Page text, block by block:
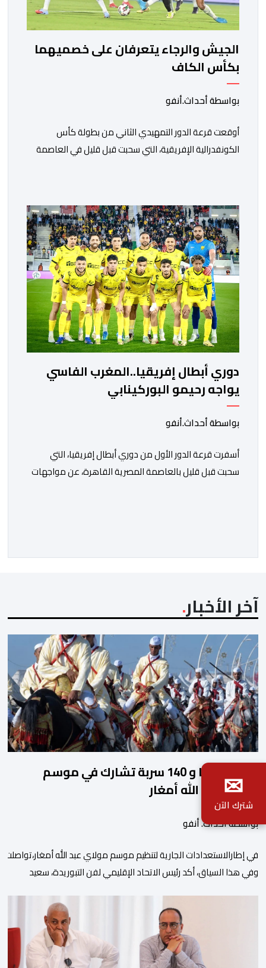
الجيش والرجاء يتعرفان على خصميهما
بكأس الكاف
بواسطة أحداث.أنفو
أوقعت قرعة الدور التمهيدي الثاني من بطولة كأس
الكونفدرالية الإفريقية، التي سحبت قبل قليل في العاصمة
ووسط القارة. ​وسيكون نادي الرجاء الرياضي على موعد مع
مواجهة المتأهل من المباراة التي تجمع بين إيل كانيمي
واريورز النيجيري ونادي أوديب ممثل […]
دوري أبطال إفريقيا..المغرب الفاسي
يواجه رحيمو البوركينابي
بواسطة أحداث.أنفو
أسفرت قرعة الدور الأول من دوري أبطال إفريقيا، التي
سحبت قبل قليل بالعاصمة المصرية القاهرة، عن مواجهات
الغامبي، حيث يطمح الفريق […]
آخر الأخبار
2140 فارسا و 140 سربة تشارك في موسم
مولاي عبد الله أمغار
بواسطة أحداث. أنفو
في إطارالاستعدادات الجارية لتنظيم موسم مولاي عبد الله
وفي هذا السياق، أكد رئيس الاتحاد الإقليمي لفن التبوريدة، سعيد
ولم تخل هذه الدورة من مؤشرات إيجابية على مستوى تنوعالمشاركة،
وتبرز هذه الأرقام الحجم الكبير الذي باتت تعرفه تظاهرةالتبوريدة
ومن المرتقب أن تعرف فعاليات الموسم إقبالا جماهيريا
واسعا،في ظل الشغف الكبير الذي يحظى به فن التبوريدة، باعتبارهأحد
✉
شترك الآن